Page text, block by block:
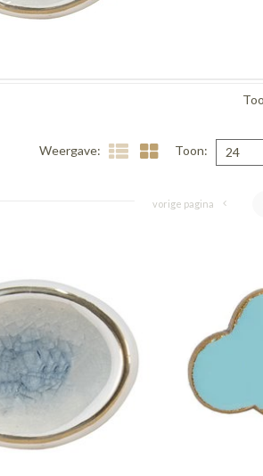
Weergave Toon 24
vorige pagina